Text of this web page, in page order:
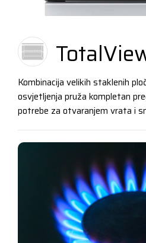
Kombinacija velikih staklenih
osvjetljenja pruža kompletan
potrebe za otvaranjem vrata i